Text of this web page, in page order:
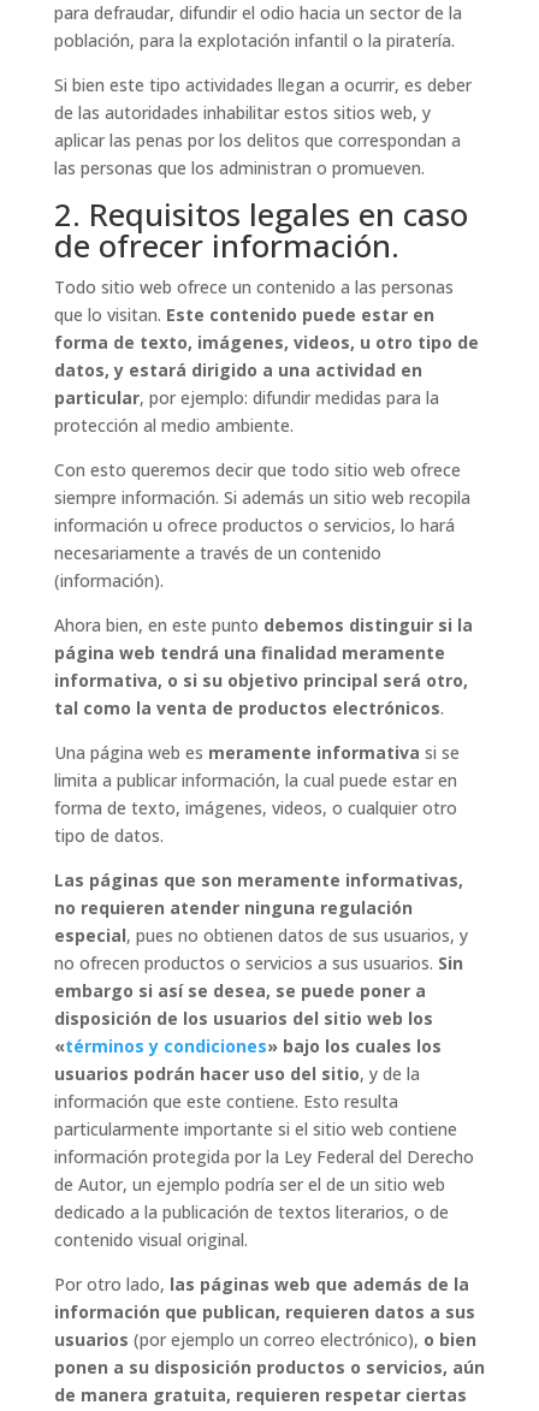
para defraudar, difundir el odio hacia un sector de la
población, para la explotación infantil o la piratería.
Si bien este tipo actividades llegan a ocurrir, es deber
de las autoridades inhabilitar estos sitios web, y
aplicar las penas por los delitos que correspondan a
las personas que los administran o promueven.
2. Requisitos legales en caso
de ofrecer información.
Todo sitio web ofrece un contenido a las personas
que lo visitan. Este contenido puede estar en
forma de texto, imágenes, videos, u otro tipo de
datos, y estará dirigido a una actividad en
particular, por ejemplo: difundir medidas para la
protección al medio ambiente.
Con esto queremos decir que todo sitio web ofrece
siempre información. Si además un sitio web recopila
información u ofrece productos o servicios, lo hará
necesariamente a través de un contenido
(información).
Ahora bien, en este punto debemos distinguir si la
página web tendrá una finalidad meramente
informativa, o si su objetivo principal será otro,
tal como la venta de productos electrónicos.
Una página web es meramente informativa si se
limita a publicar información, la cual puede estar en
forma de texto, imágenes, videos, o cualquier otro
tipo de datos.
Las páginas que son meramente informativas,
no requieren atender ninguna regulación
especial, pues no obtienen datos de sus usuarios, y
no ofrecen productos o servicios a sus usuarios. Sin
embargo si así se desea, se puede poner a
disposición de los usuarios del sitio web los
«términos y condiciones» bajo los cuales los
usuarios podrán hacer uso del sitio, y de la
información que este contiene. Esto resulta
particularmente importante si el sitio web contiene
información protegida por la Ley Federal del Derecho
de Autor, un ejemplo podría ser el de un sitio web
dedicado a la publicación de textos literarios, o de
contenido visual original.
Por otro lado, las páginas web que además de la
información que publican, requieren datos a sus
usuarios (por ejemplo un correo electrónico), o bien
ponen a su disposición productos o servicios, aún
de manera gratuita, requieren respetar ciertas